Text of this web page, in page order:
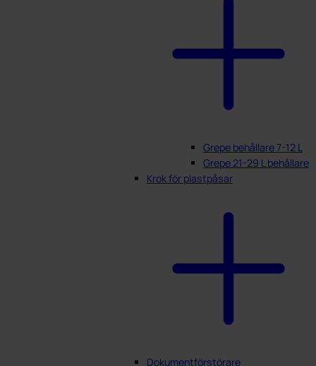
Grepe behållare 7-12 L
Grepe 21-29 L behållare
Krok för plastpåsar
Dokumentförstörare